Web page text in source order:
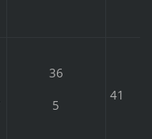
36
5
41